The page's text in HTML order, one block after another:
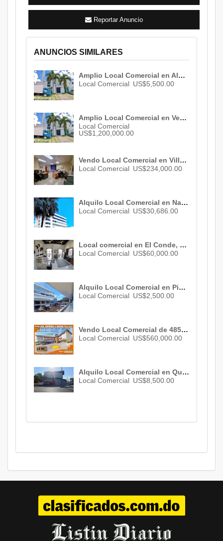
Reportar Anuncio
ANUNCIOS SIMILARES
Amplio Local Comercial en Alquiler de 360 M² de construcción en Naco ID 2972
Local Comercial US$5,500.00
Amplio Local Comercial en Venta de 360 M² de construcción en Naco ID 2972
Local Comercial
US$1,200,000.00
Vendo Local Comercial en Villa Francisca , 4 areas de oficina, 2 baños , almacén, 06 parqueos , US$ 234,000.00
Local Comercial US$234,000.00
Alquilo Local Comercial en Naco , Santo Domingo , 6 baños , 30 parqueos ID 3003
Local Comercial US$30,686.00
Local comercial en El Conde, Zona Colonial, 115 m2, República Dominicana. ID 1529
Local Comercial US$60,000.00
Alquilo Local Comercial en Piantini , Santo Domingo , US$ 2,500.00
Local Comercial US$2,500.00
Vendo Local Comercial de 485 Mts.2 en Av. Estados Unidos BAVARO, por debajo de tasación, en Plaza Mariel I , US$ 560,000.00
Local Comercial US$560,000.00
Alquilo Local Comercial en Quisqueya , Santo Domingo , 3 baños , 12 parqueos , US$ 8,500.00
Local Comercial US$8,500.00